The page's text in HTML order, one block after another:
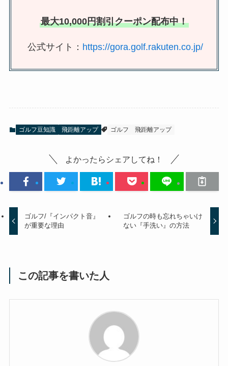
最大10,000円割引クーポン配布中！
公式サイト： https://gora.golf.rakuten.co.jp/
ゴルフ豆知識 飛距離アップ ゴルフ 飛距離アップ
よかったらシェアしてね！
ゴルフ/『インパクト音』
が重要な理由
ゴルフの時も忘れちゃいけ
ない『手洗い』の方法
この記事を書いた人